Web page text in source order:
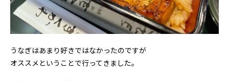
うなぎはあまり好きではなかったのですが
オススメということで行ってきました。